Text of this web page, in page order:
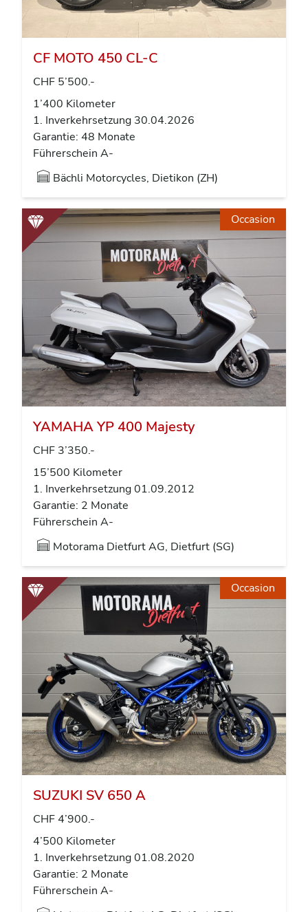
CF MOTO 450 CL-C
CHF 5’500.-
1’400 Kilometer
1. Inverkehrsetzung 30.04.2026
Garantie: 48 Monate
Führerschein A-
Bächli Motorcycles, Dietikon (ZH)
Occasion
YAMAHA YP 400 Majesty
CHF 3’350.-
15’500 Kilometer
1. Inverkehrsetzung 01.09.2012
Garantie: 2 Monate
Führerschein A-
Motorama Dietfurt AG, Dietfurt (SG)
Occasion
SUZUKI SV 650 A
CHF 4’900.-
4’500 Kilometer
1. Inverkehrsetzung 01.08.2020
Garantie: 2 Monate
Führerschein A-